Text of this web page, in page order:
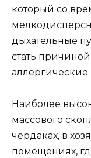
который со
дыхательные
стать
Наиболее
массового
чердаках, в
помещениях,